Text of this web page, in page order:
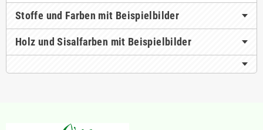
Stoffe und Farben mit Beispielbilder
Holz und Sisalfarben mit Beispielbilder